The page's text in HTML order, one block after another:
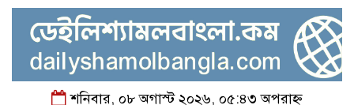
শনিবার, ০৮ অগাস্ট ২০২৬, ০৫:৪৩ অপরাহ্ন